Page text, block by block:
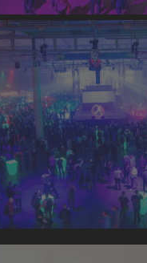
MICE Event trusts